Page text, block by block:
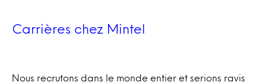
Carrières chez Mintel
Nous recrutons dans le monde entier et serions ravis